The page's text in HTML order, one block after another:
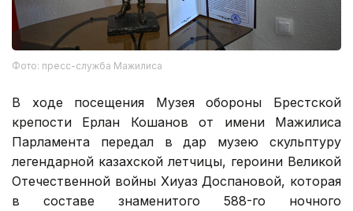
Фото: пресс-служба Мажилиса
В ходе посещения Музея обороны Брестской
крепости Ерлан Кошанов от имени Мажилиса
Парламента передал в дар музею скульптуру
легендарной казахской летчицы, героини Великой
Отечественной войны Хиуаз Доспановой, которая
в составе знаменитого 588-го ночного